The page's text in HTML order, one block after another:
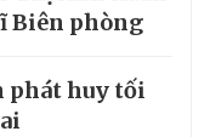
Biên phòng
phát huy tối